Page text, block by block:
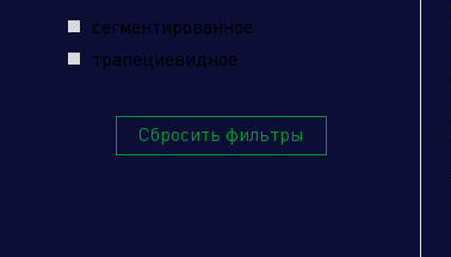
сегментированное
трапециевидное
Сбросить фильтры